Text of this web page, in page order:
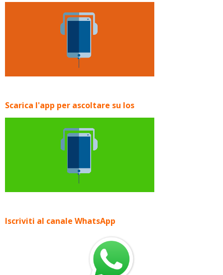
Scarica l'app per ascoltare su Ios
Iscriviti al canale WhatsApp